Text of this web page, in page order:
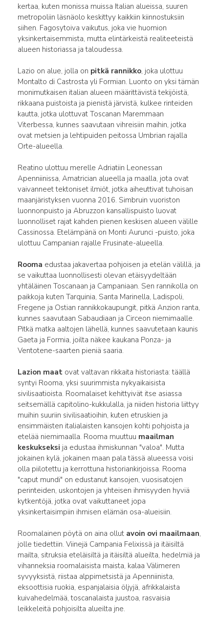
kertaa, kuten monissa muissa Italian alueissa, suuren
metropoliin läsnäolo keskittyy kaikkiin kiinnostuksiin
siihen. Fagosytoiva vaikutus, joka vie huomion
yksinkertaisemmista, mutta elintärkeistä realiteeteistä
alueen historiassa ja taloudessa.
Lazio on alue, jolla on pitkä rannikko, joka ulottuu
Montalto di Castrosta yli Formian. Luonto on yksi tämän
monimutkaisen italian alueen määrittävistä tekijöistä,
rikkaana puistoista ja pienistä järvistä, kulkee rinteiden
kautta, jotka ulottuvat Toscanan Maremmaan
Viterbessa, kunnes saavutaan vihreisiin maihin, jotka
ovat metsien ja lehtipuiden peitossa Umbrian rajalla
Orte-alueella.
Reatino ulottuu merelle Adriatiin Leonessan
Apenniinissa, Amatrician alueella ja maalla, jota ovat
vaivanneet tektoniset ilmiöt, jotka aiheuttivat tuhoisan
maanjäristyksen vuonna 2016. Simbruin vuoriston
luonnonpuisto ja Abruzzon kansallispuisto luovat
luonnolliset rajat kahden pienen keskisen alueen välille
Cassinossa. Etelämpänä on Monti Aurunci -puisto, joka
ulottuu Campanian rajalle Frusinate-alueella.
Rooma edustaa jakavertaa pohjoisen ja etelän välillä, ja
se vaikuttaa luonnollisesti olevan etäisyydeltään
yhtäläinen Toscanaan ja Campaniaan. Sen rannikolla on
paikkoja kuten Tarquinia, Santa Marinella, Ladispoli,
Fregene ja Ostian rannikkokaupungit, pitkä Anzion ranta,
kunnes saavutaan Sabaudiaan ja Circeon niemimaalle.
Pitkä matka aaltojen lähellä, kunnes saavutetaan kaunis
Gaeta ja Formia, joilta näkee kaukana Ponza- ja
Ventotene-saarten pieniä saaria.
Lazion maatovat valtavan rikkaita historiasta: täällä
syntyi Rooma, yksi suurimmista nykyaikaisista
sivilisaatioista. Roomalaiset kehittyivät itse asiassa
seitsemällä capitolino-kukkulalla, ja niiden historia liittyy
muihin suuriin sivilisaatioihin, kuten etruskien ja
ensimmäisten italialaisten kansojen kohti pohjoista ja
etelää niemimaalla. Rooma muuttuu maailman
keskukseksi ja edustaa ihmiskunnan "valoa". Mutta
jokainen kylä, jokainen maan pala tässä alueessa voisi
olla piilotettu ja kerrottuna historiankirjoissa. Rooma
"caput mundi" on edustanut kansojen, vuosisatojen
perinteiden, uskontojen ja yhteisen ihmisyyden hyviä
kytkentöjä, jotka ovat vaikuttaneet jopa
yksinkertaisimpiin ihmisen elämän osa-alueisiin.
Roomalainen pöytä on aina ollut avoin ovi maailmaan,
jolle tiedettiin. Viinejä Campania Felixissä ja itäisiltä
mailta, sitruksia eteläisiltä ja itäisiltä alueilta, hedelmiä ja
vihanneksia roomalaisista maista, kalaa Välimeren
syvyyksistä, riistaa alppimetsistä ja Apenniinista,
eksoottisia ruokia, espanjalaisia öljyjä, afrikkalaista
kuivahedelmää, toscanalaista juustoa, rasvaisia
leikkeleitä pohjoisilta alueilta jne.